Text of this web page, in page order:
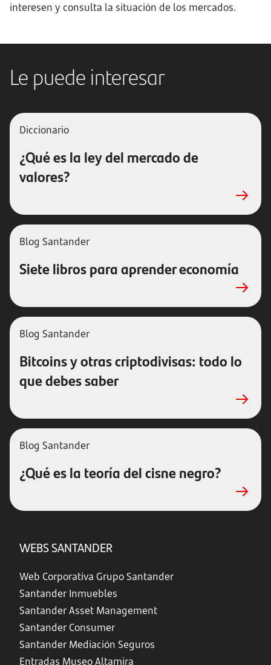
interesen y consulta la situación de los mercados.
Le puede interesar
Diccionario
¿Qué es la ley del mercado de
valores?
Blog Santander
Siete libros para aprender economía
Blog Santander
Bitcoins y otras criptodivisas: todo lo
que debes saber
Blog Santander
¿Qué es la teoría del cisne negro?
WEBS SANTANDER
Web Corporativa Grupo Santander
Santander Inmuebles
Santander Asset Management
Santander Consumer
Santander Mediación Seguros
Entradas Museo Altamira